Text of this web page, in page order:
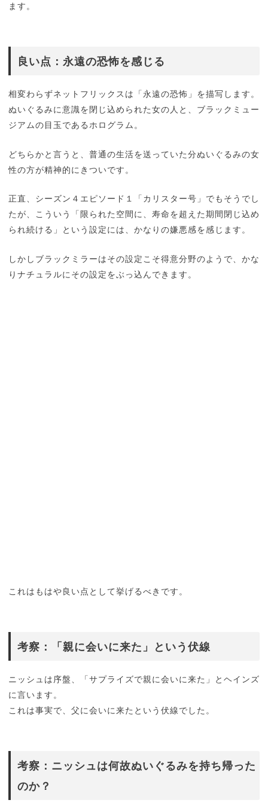
ます。
良い点：永遠の恐怖を感じる
相変わらずネットフリックスは「永遠の恐怖」を描写します。
ぬいぐるみに意識を閉じ込められた女の人と、ブラックミュー
ジアムの目玉であるホログラム。
どちらかと言うと、普通の生活を送っていた分ぬいぐるみの女
性の方が精神的にきついです。
正直、シーズン４エピソード１「カリスター号」でもそうでし
たが、こういう「限られた空間に、寿命を超えた期間閉じ込め
られ続ける」という設定には、かなりの嫌悪感を感じます。
しかしブラックミラーはその設定こそ得意分野のようで、かな
りナチュラルにその設定をぶっ込んできます。
これはもはや良い点として挙げるべきです。
考察：「親に会いに来た」という伏線
ニッシュは序盤、「サプライズで親に会いに来た」とヘインズ
に言います。
これは事実で、父に会いに来たという伏線でした。
考察：ニッシュは何故ぬいぐるみを持ち帰った
のか？